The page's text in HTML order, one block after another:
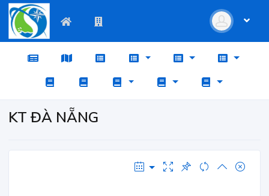
KT ĐÀ NẴNG